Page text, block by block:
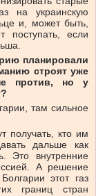
на украинскую
и, может быть,
поступать, если
планировали
строят уже
против, но у
там сильное
получать, кто им
дальше как
Это внутренние
А решение
этот газ
границ стран